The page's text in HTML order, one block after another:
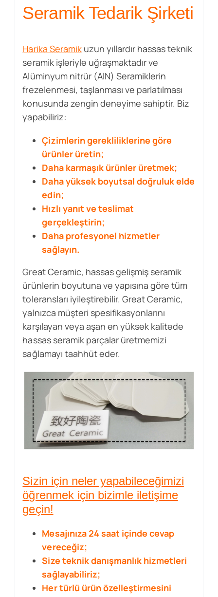
Seramik Tedarik Şirketi
Harika Seramikuzun yıllardır hassas teknik
seramik işleriyle uğraşmaktadır ve
Alüminyum nitrür (AlN) Seramiklerin
frezelenmesi, taşlanması ve parlatılması
konusunda zengin deneyime sahiptir. Biz
yapabiliriz:
Çizimlerin gerekliliklerine göre
ürünler üretin;
Daha karmaşık ürünler üretmek;
Daha yüksek boyutsal doğruluk elde
edin;
Hızlı yanıt ve teslimat
gerçekleştirin;
Daha profesyonel hizmetler
sağlayın.
Great Ceramic, hassas gelişmiş seramik
ürünlerin boyutuna ve yapısına göre tüm
toleransları iyileştirebilir. Great Ceramic,
yalnızca müşteri spesifikasyonlarını
karşılayan veya aşan en yüksek kalitede
hassas seramik parçalar üretmemizi
sağlamayı taahhüt eder.
Sizin için neler yapabileceğimizi
öğrenmek için bizimle iletişime
geçin!
Mesajınıza 24 saat içinde cevap
vereceğiz;
Size teknik danışmanlık hizmetleri
sağlayabiliriz;
Her türlü ürün özelleştirmesini